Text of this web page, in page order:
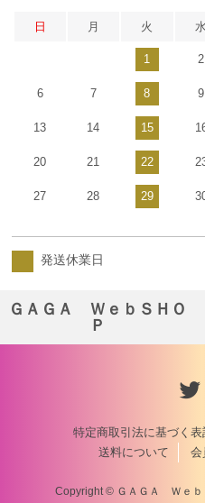
日 月 火 水
1 2
6 7 8 9
13 14 15
20 21 22
27 28 29
発送休業日
ＧＡＧＡ ＷｅｂＳＨＯ
Ｐ
特定商取引法に基づく表
送料について
会
Copyright © ＧＡＧＡ Ｗｅｂ